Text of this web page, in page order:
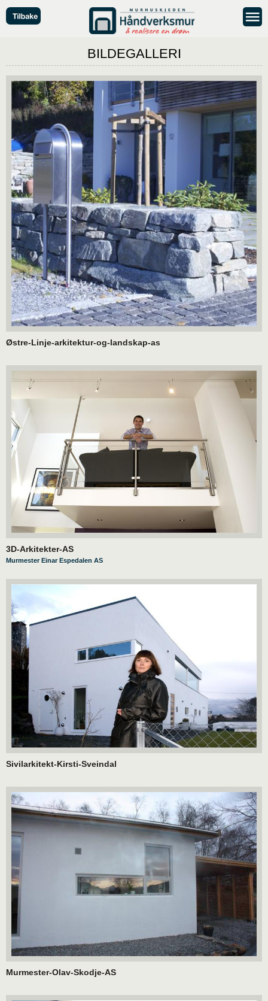
BILDEGALLERI
Østre-Linje-arkitektur-og-landskap-as
3D-Arkitekter-AS
Murmester Einar Espedalen AS
Sivilarkitekt-Kirsti-Sveindal
Murmester-Olav-Skodje-AS